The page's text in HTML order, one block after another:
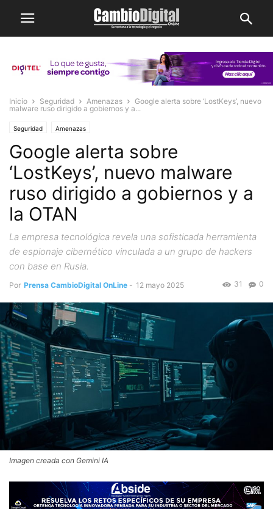
Inicio Seguridad Amenazas
Google alerta sobre ‘LostKeys’, nuevo
malware ruso dirigido a gobiernos y a...
Seguridad Amenazas
Google alerta sobre
‘LostKeys’, nuevo malware
ruso dirigido a gobiernos y a
la OTAN
La empresa tecnológica revela una sofisticada herramienta
de espionaje cibernético vinculada a un grupo de hackers
con base en Rusia.
Por Prensa CambioDigital OnLine - 12 mayo 2025 0
31
Imagen creada con Gemini IA